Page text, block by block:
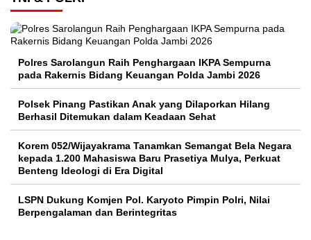
Polres Sarolangun Raih Penghargaan IKPA Sempurna
pada Rakernis Bidang Keuangan Polda Jambi 2026
Polsek Pinang Pastikan Anak yang Dilaporkan Hilang
Berhasil Ditemukan dalam Keadaan Sehat
Korem 052/Wijayakrama Tanamkan Semangat Bela Negara
kepada 1.200 Mahasiswa Baru Prasetiya Mulya, Perkuat
Benteng Ideologi di Era Digital
LSPN Dukung Komjen Pol. Karyoto Pimpin Polri, Nilai
Berpengalaman dan Berintegritas